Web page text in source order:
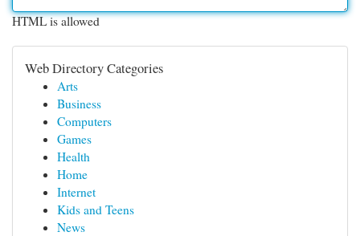
HTML is allowed
Web Directory Categories
Arts
Business
Computers
Games
Health
Home
Internet
Kids and Teens
News